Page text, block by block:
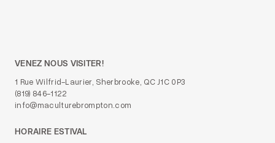
VENEZ NOUS VISITER!
1 Rue Wilfrid-Laurier, Sherbrooke, QC J1C 0P3
(819) 846-1122
info@maculturebrompton.com
HORAIRE ESTIVAL